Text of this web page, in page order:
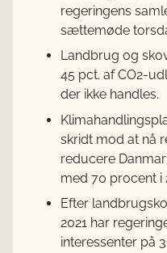
regeringens
sættemøde
Landbrug og
45 pct. af CO2-
der ikke handles.
skridt mod at nå
reducere
med 70 procent i
Efter
2021 har
interessenter på